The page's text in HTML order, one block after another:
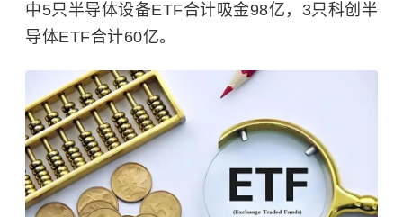
中5只半导体设备ETF合计吸金98亿，3只科创半
导体ETF合计60亿。